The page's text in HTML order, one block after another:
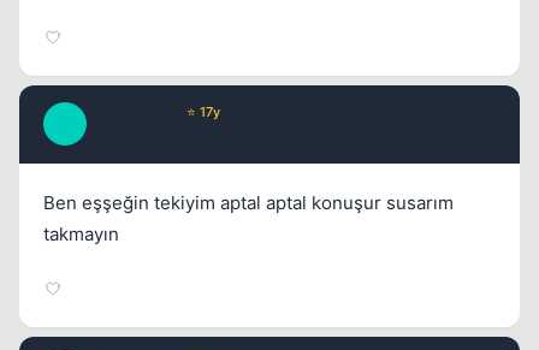
⭐ 17y
Ben eşşeğin tekiyim aptal aptal konuşur susarım
takmayın